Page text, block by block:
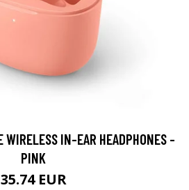
IN-EAR HEADPHONES -
PINK
35.74 EUR